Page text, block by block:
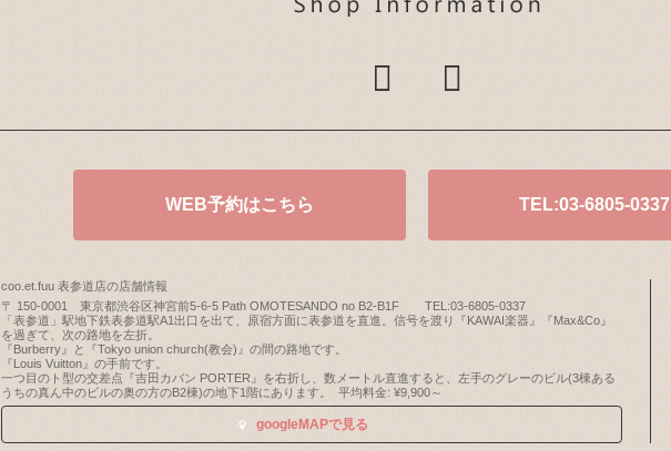
WEB予約はこちら TEL:03-6805-0337
coo.et.fuu 表参道店の店舗情報
〒 150-0001 東京都渋谷区神宮前5-6-5 Path OMOTESANDO no B2-B1F
TEL:03-6805-0337
「表参道」駅地下鉄表参道駅A1出口を出て、原宿方面に表参道を直進。信号を渡り『KAWAI楽器』『Max&Co』
を過ぎて、次の路地を左折。
『Burberry』と『Tokyo union church(教会)』の間の路地です。
『Louis Vuitton』の手前です。
一つ目のト型の交差点『吉田カバン PORTER』を右折し、数メートル直進すると、左手のグレーのビル(3棟ある
うちの真ん中のビルの奥の方のB2棟)の地下1階にあります。
平均料金: ¥9,900～
googleMAPで見る